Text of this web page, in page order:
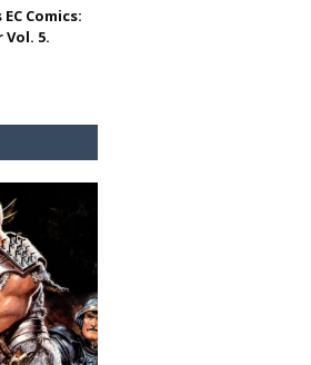
Comics:
5.